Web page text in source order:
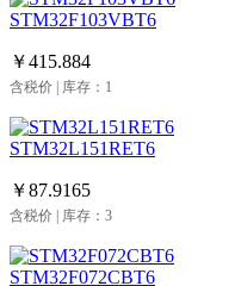
STM32F103VBT6
￥415.884
含税价 | 库存：1
STM32L151RET6
￥87.9165
含税价 | 库存：3
STM32F072CBT6